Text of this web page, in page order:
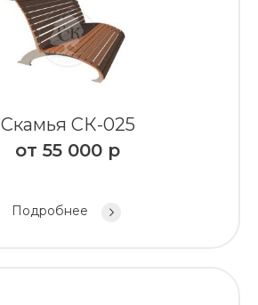
Скамья СК-025
от 55 000 р
Подробнее